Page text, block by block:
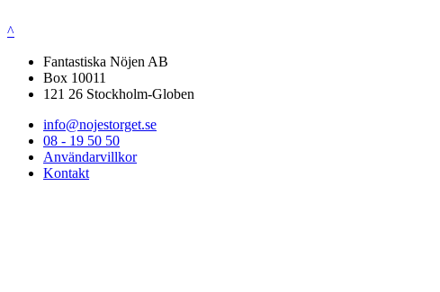
^
Fantastiska Nöjen AB
Box 10011
121 26 Stockholm-Globen
info@nojestorget.se
08 - 19 50 50
Användarvillkor
Kontakt